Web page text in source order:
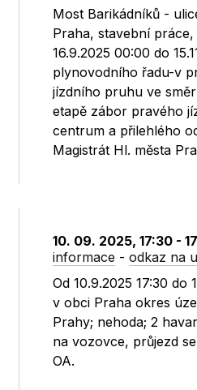
Most Barikádníků -
Praha, stavební
16.9.2025 00:00 do
plynovodního řadu-v
jízdního pruhu ve
etapě zábor pravého
centrum a přilehlého
Magistrát Hl. města
10. 09. 2025, 17:30 -
informace -odkaz na
Od 10.9.2025 17:30 do
v obci Praha okres
Prahy; nehoda; 2
na vozovce, průjezd
OA.